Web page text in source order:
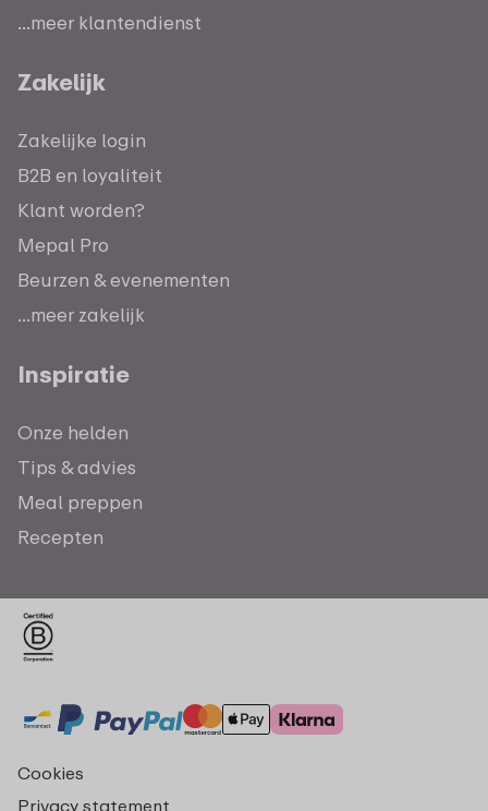
...meer klantendienst
Zakelijk
Zakelijke login
B2B en loyaliteit
Klant worden?
Mepal Pro
Beurzen & evenementen
...meer zakelijk
Inspiratie
Onze helden
Tips & advies
Meal preppen
Recepten
Cookies
Privacy statement